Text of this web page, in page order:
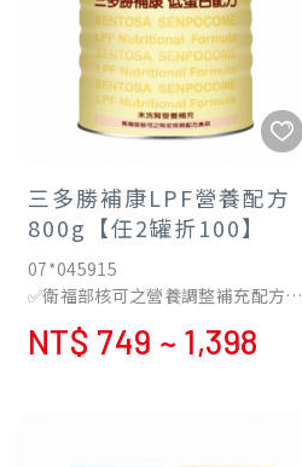
三多勝補康LPF營養配方
800g【任2罐折100】
07*045915
✅衛福部核可之營養調整補充配方食
✅法國製造，特殊噴霧乾燥技術
NT$ 749 ~ 1,398